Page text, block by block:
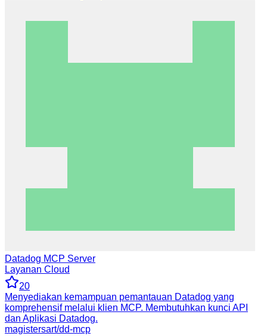
Datadog MCP Server
Layanan Cloud
20
Menyediakan kemampuan pemantauan Datadog yang
komprehensif melalui klien MCP. Membutuhkan kunci API
dan Aplikasi Datadog.
magistersart/dd-mcp